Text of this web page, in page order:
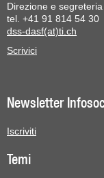
Direzione e
tel. +41 91 814 54 30
dss-dasf(at)ti.ch
Scrivici
Newsletter
Iscriviti
Temi